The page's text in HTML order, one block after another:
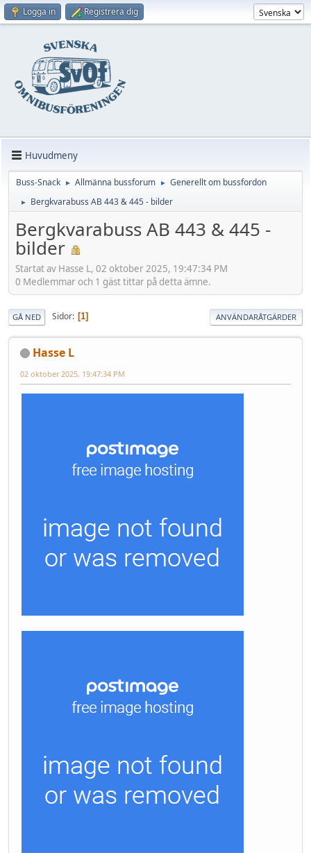
Logga in Registrera dig
Huvudmeny
Buss-Snack ► Allmänna bussforum ► Generellt om bussfordon
► Bergkvarabuss AB 443 & 445 - bilder
Bergkvarabuss AB 443 & 445 -
bilder
Startat av Hasse L, 02 oktober 2025, 19:47:34 PM
0 Medlemmar och 1 gäst tittar på detta ämne.
GÅ NED Sidor 1 ANVÄNDARÅTGÄRDER
Hasse L
02 oktober 2025, 19:47:34 PM